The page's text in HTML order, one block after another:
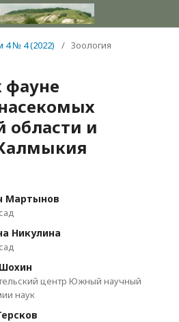
4 № 4 (2022) / Зоология
фауне
области и
Мартынов
Никулина
центр Южный научный
наук